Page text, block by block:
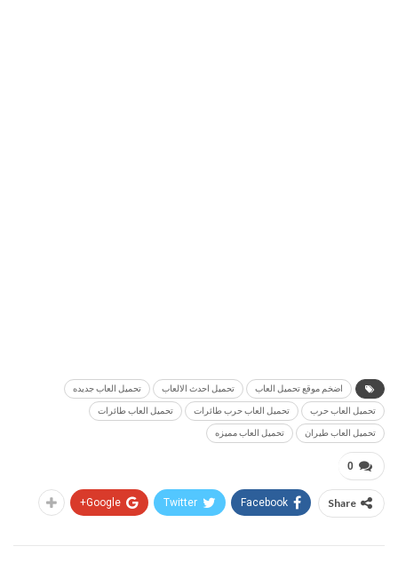
اضخم موقع تحميل العاب تحميل احدث الالعاب تحميل العاب جديده
تحميل العاب حرب تحميل العاب حرب طائرات تحميل العاب طائرات
تحميل العاب طيران تحميل العاب مميزه
0
Share
Facebook
Twitter
Google+